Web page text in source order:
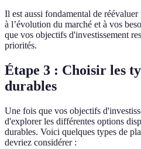
Il est aussi fondamental de
à l’évolution du marché et à vos
que vos objectifs d'investissement
priorités.
Étape 3 : Choisir les
durables
Une fois que vos objectifs
d'explorer les différentes options
durables. Voici quelques types de
devriez considérer :